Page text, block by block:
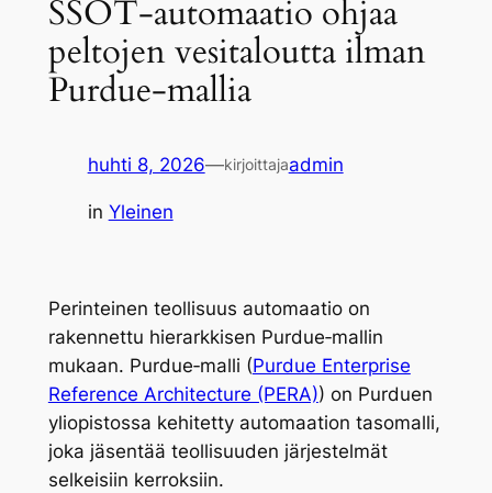
SSOT-automaatio ohjaa
peltojen vesitaloutta ilman
Purdue-mallia
huhti 8, 2026—kirjoittajaadmin
in Yleinen
Perinteinen teollisuus automaatio on
rakennettu hierarkkisen Purdue‑mallin
mukaan. Purdue‑malli (Purdue Enterprise
Reference Architecture (PERA)) on Purduen
yliopistossa kehitetty automaation tasomalli,
joka jäsentää teollisuuden järjestelmät
selkeisiin kerroksiin.